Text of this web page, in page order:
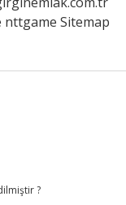
nttgame Sitemap
?